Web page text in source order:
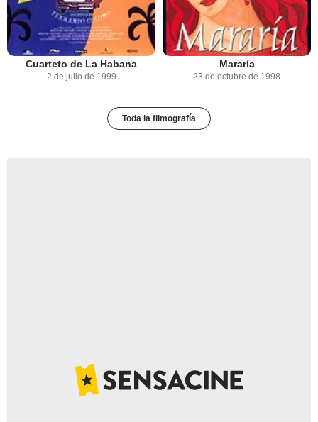
Cuarteto de La Habana
2 de julio de 1999
Mararía
23 de octubre de 1998
Toda la filmografía